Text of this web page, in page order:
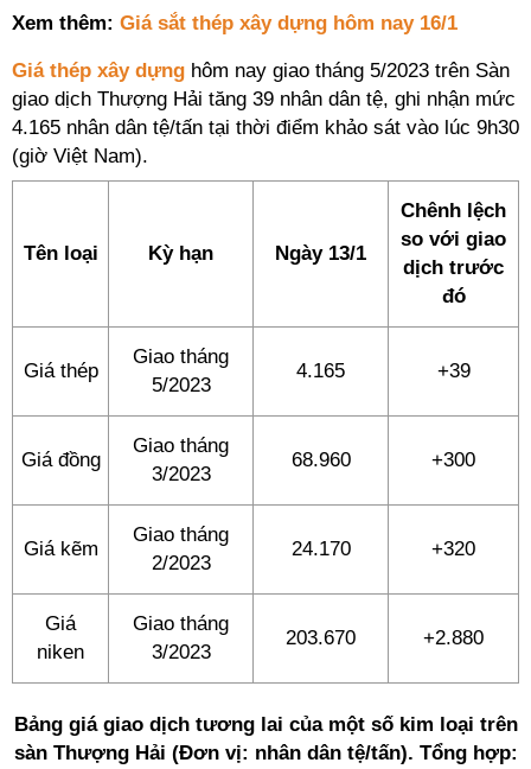
Xem thêm: Giá sắt thép xây dựng hôm nay 16/1
Giá thép xây dựng hôm nay giao tháng 5/2023 trên Sàn
giao dịch Thượng Hải tăng 39 nhân dân tệ, ghi nhận mức
4.165 nhân dân tệ/tấn tại thời điểm khảo sát vào lúc 9h30
(giờ Việt Nam).
Tên loại Kỳ hạn Ngày 13/1
Chênh lệch
so với giao
dịch trước
đó
Giá thép
Giao tháng
5/2023
4.165 +39
Giá đồng
Giao tháng
3/2023
68.960 +300
Giá kẽm
Giao tháng
2/2023
24.170 +320
Giá
niken
Giao tháng
3/2023
203.670 +2.880
Bảng giá giao dịch tương lai của một số kim loại trên
sàn Thượng Hải (Đơn vị: nhân dân tệ/tấn). Tổng hợp: